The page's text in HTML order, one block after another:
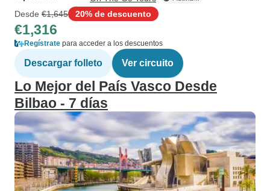
Desde €1,645 20% de descuento
€1,316
Regístrate para acceder a los descuentos
Descargar folleto Ver circuito
Lo Mejor del País Vasco Desde
Bilbao - 7 días